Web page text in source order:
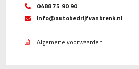
0488 75 90 90
info@autobedrijfvanbrenk.nl
Algemene voorwaarden